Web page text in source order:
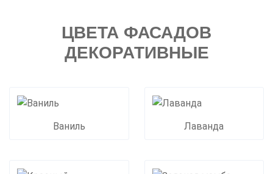
ЦВЕТА ФАСАДОВ
ДЕКОРАТИВНЫЕ
Ваниль Лаванда